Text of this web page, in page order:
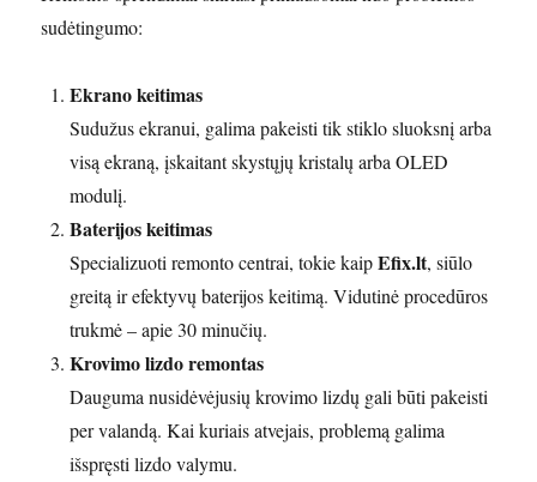
sudėtingumo:
Ekrano keitimas
Sudužus ekranui, galima pakeisti tik stiklo sluoksnį arba
visą ekraną, įskaitant skystųjų kristalų arba OLED
modulį.
Baterijos keitimas
Specializuoti remonto centrai, tokie kaipEfix.lt, siūlo
greitą ir efektyvų baterijos keitimą. Vidutinė procedūros
trukmė – apie 30 minučių.
Krovimo lizdo remontas
Dauguma nusidėvėjusių krovimo lizdų gali būti pakeisti
per valandą. Kai kuriais atvejais, problemą galima
išspręsti lizdo valymu.